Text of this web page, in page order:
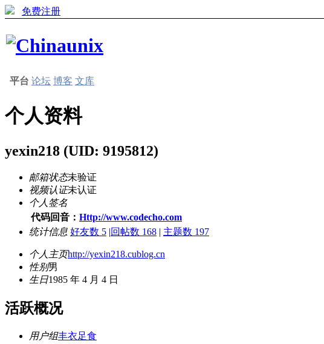
免费注册
平台 论坛 博客 文库
个人资料
yexin218 (UID: 9195812)
邮箱状态未验证
视频认证未认证
个人签名
代码回音： Http://www.codecho.com
统计信息 好友数 5 |回帖数 168 | 主题数 197
个人主页http://yexin218.cublog.cn
性别男
生日1985 年 4 月 4 日
活跃概况
用户组丰衣足食